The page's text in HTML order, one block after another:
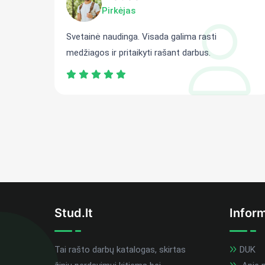
Pirkėjas
Svetainė naudinga. Visada galima rasti
medžiagos ir pritaikyti rašant darbus.
Stud.lt
Tai rašto darbų katalogas, skirtas
DUK